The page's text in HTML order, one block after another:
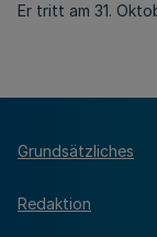
Er tritt am 31.
Grundsätzliches
Redaktion